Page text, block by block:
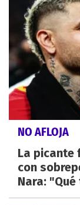
NO AFLOJA
La picante
con
Nara: